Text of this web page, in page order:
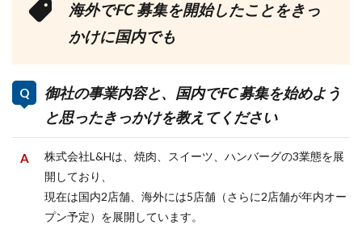
海外でFC 募集を開始したことをきっ
かけに国内でも
御社の事業内容と、国内でFC 募集を始めよう
と思ったきっかけを教えてください
株式会社L&Hは、焼肉、スイーツ、ハンバーグの3業態を展
開しており、
現在は国内2店舗、海外には5店舗（さらに2店舗が年内オー
プン予定）を展開しています。